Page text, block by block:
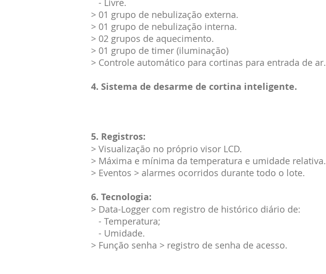
- Livre.
> 01 grupo de nebulização externa.
> 01 grupo de nebulização interna.
> 02 grupos de aquecimento.
> 01 grupo de timer (iluminação)
> Controle automático para cortinas para entrada de ar.
4. Sistema de desarme de cortina inteligente.
5. Registros:
> Visualização no próprio visor LCD.
> Máxima e mínima da temperatura e umidade relativa.
> Eventos > alarmes ocorridos durante todo o lote.
6. Tecnologia:
> Data-Logger com registro de histórico diário de:
- Temperatura;
- Umidade.
> Função senha > registro de senha de acesso.